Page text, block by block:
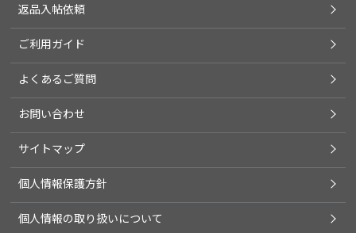
返品入帖依頼
ご利用ガイド
よくあるご質問
お問い合わせ
サイトマップ
個人情報保護方針
個人情報の取り扱いについて